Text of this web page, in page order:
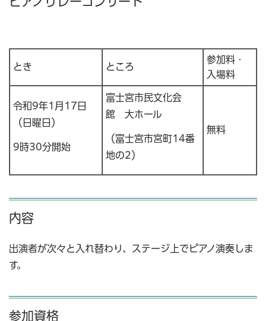
とき ところ
参加料・
入場料
令和9年1月17日
（日曜日）
9時30分開始
富士宮市民文化会
館 大ホール
（富士宮市宮町14番
地の2）
無料
内容
出演者が次々と入れ替わり、ステージ上でピアノ演奏しま
す。
参加資格